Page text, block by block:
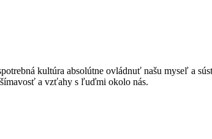
kultúra absolútne ovládnuť našu myseľ a
a vzťahy s ľuďmi okolo nás.